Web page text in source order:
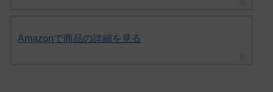
Amazonで商品の詳細を見る